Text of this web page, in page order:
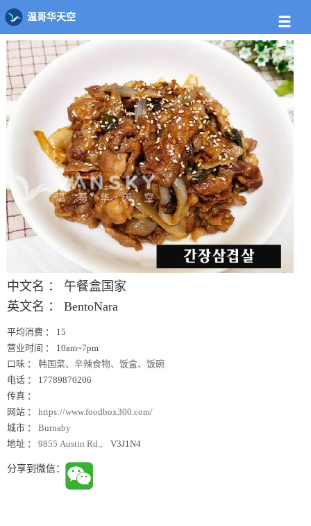
温哥华天空
店铺 饭馆列表
中文名 ：
午餐盒国家
英文名 ：
BentoNara
平均消费 ： 15
营业时间 ： 10am~7pm
口味 ： 韩国菜、辛辣食物、饭盒、饭碗
电话 ： 17789870206
传真 ：
网站 ： https://www.foodbox300.com/
城市 ： Burnaby
地址 ： 9855 Austin Rd., V3J1N4
分享到微信：